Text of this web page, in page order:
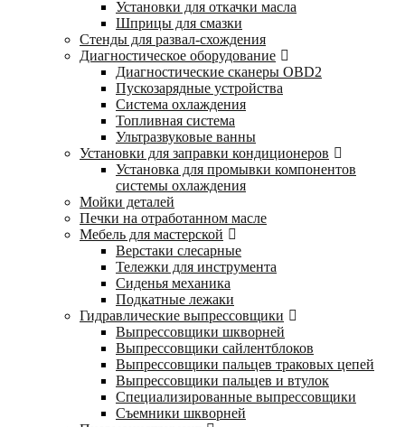
Установки для откачки масла
Шприцы для смазки
Стенды для развал-схождения
Диагностическое оборудование
Диагностические сканеры OBD2
Пускозарядные устройства
Система охлаждения
Топливная система
Ультразвуковые ванны
Установки для заправки кондиционеров
Установка для промывки компонентов
системы охлаждения
Мойки деталей
Печки на отработанном масле
Мебель для мастерской
Верстаки слесарные
Тележки для инструмента
Сиденья механика
Подкатные лежаки
Гидравлические выпрессовщики
Выпрессовщики шкворней
Выпрессовщики сайлентблоков
Выпрессовщики пальцев траковых цепей
Выпрессовщики пальцев и втулок
Специализированные выпрессовщики
Cъемники шкворней